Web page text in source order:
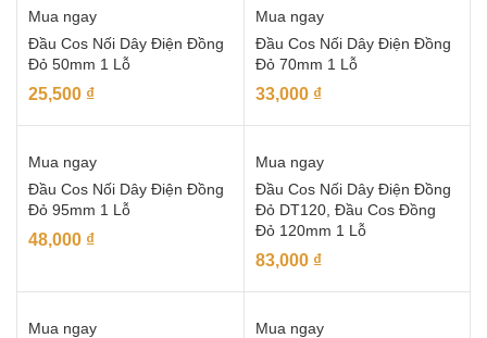
Mua ngay
Đầu Cos Nối Dây Điện Đồng
Đỏ 50mm 1 Lỗ
25,500 ₫
Mua ngay
Đầu Cos Nối Dây Điện Đồng
Đỏ 70mm 1 Lỗ
33,000 ₫
Mua ngay
Đầu Cos Nối Dây Điện Đồng
Đỏ 95mm 1 Lỗ
48,000 ₫
Mua ngay
Đầu Cos Nối Dây Điện Đồng
Đỏ DT120, Đầu Cos Đồng
Đỏ 120mm 1 Lỗ
83,000 ₫
Mua ngay
Mua ngay